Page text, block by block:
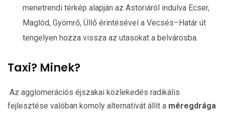
menetrendi térkép alapján az Astoriáról indulva Ecser,
Maglód, Gyömrő, Üllő érintésével a Vecsés–Határ út
tengelyen hozza vissza az utasokat a belvárosba.
Taxi? Minek?
Az agglomerációs éjszakai közlekedés radikális
fejlesztése valóban komoly alternatívát állít a méregdrága